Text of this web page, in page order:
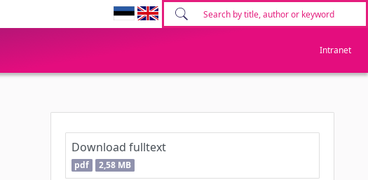
Intranet
Download fulltext
pdf 2,58 MB